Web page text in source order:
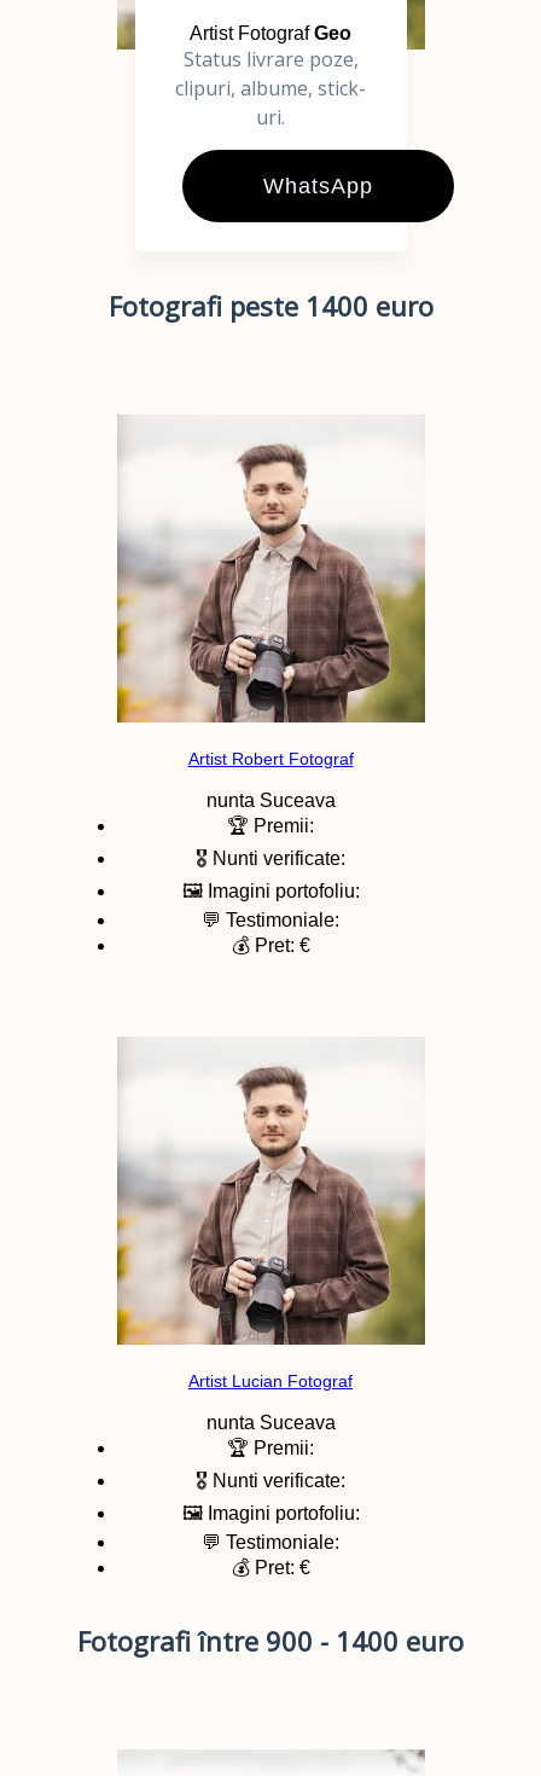
Artist FotografGeo
Status livrare poze,
clipuri, albume, stick-
uri.
WhatsApp
Fotografi peste 1400 euro
Artist Robert Fotograf
nunta Suceava
🏆 Premii:
🎖️ Nunti verificate:
🖼️ Imagini portofoliu:
💬 Testimoniale:
💰 Pret: €
Artist Lucian Fotograf
nunta Suceava
🏆 Premii:
🎖️ Nunti verificate:
🖼️ Imagini portofoliu:
💬 Testimoniale:
💰 Pret: €
Fotografi între 900 - 1400 euro